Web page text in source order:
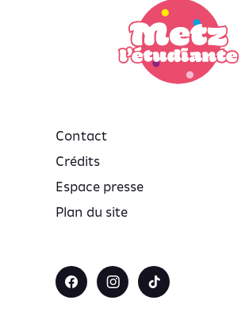
Contact
Crédits
Espace presse
Plan du site